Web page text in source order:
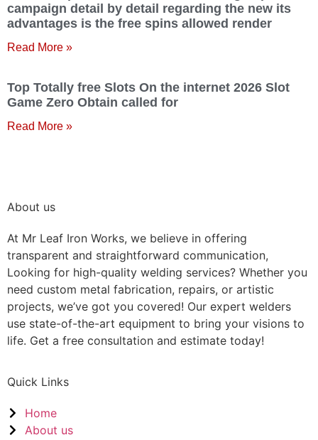
campaign detail by detail regarding the new its
advantages is the free spins allowed render
Read More »
Top Totally free Slots On the internet 2026 Slot
Game Zero Obtain called for
Read More »
About us
At Mr Leaf Iron Works, we believe in offering
transparent and straightforward communication,
Looking for high-quality welding services? Whether you
need custom metal fabrication, repairs, or artistic
projects, we’ve got you covered! Our expert welders
use state-of-the-art equipment to bring your visions to
life. Get a free consultation and estimate today!
Quick Links
Home
About us